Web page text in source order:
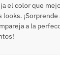
el color que
a la